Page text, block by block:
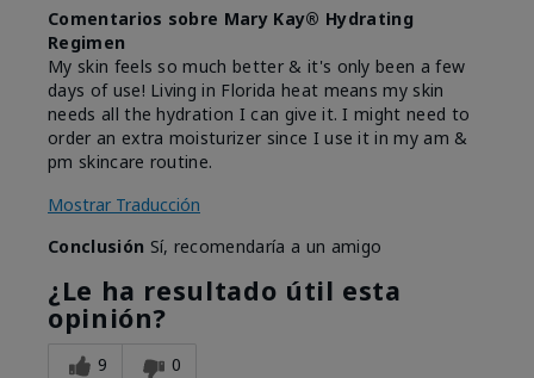
Comentarios sobre Mary Kay® Hydrating
Regimen
My skin feels so much better & it's only been a few
days of use! Living in Florida heat means my skin
needs all the hydration I can give it. I might need to
order an extra moisturizer since I use it in my am &
pm skincare routine.
Mostrar Traducción
Conclusión Sí, recomendaría a un amigo
¿Le ha resultado útil esta
opinión?
9 0